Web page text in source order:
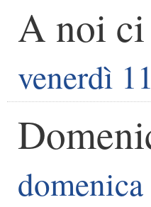
A noi ci
venerdì